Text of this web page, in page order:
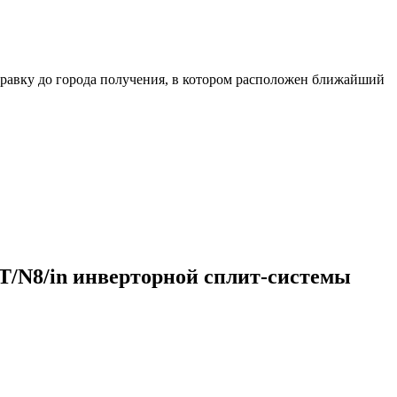
до города получения, в котором расположен ближайший
N8/in инверторной сплит-системы